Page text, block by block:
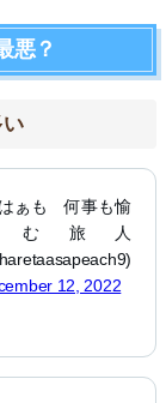
悪？
ぁも 何事も愉
む旅人
12, 2022